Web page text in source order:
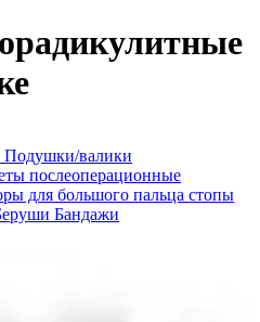
Подушки/валики
послеоперационные
для большого пальца стопы
Бандажи